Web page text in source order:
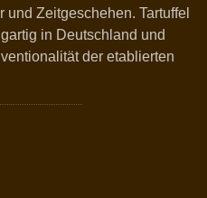
Zeitgeschehen. Tartuffel
in Deutschland und
der etablierten